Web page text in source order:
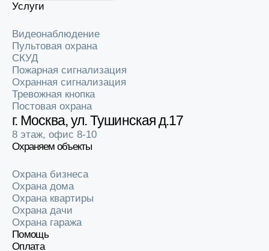
Установка видеонаблюдения в квартире
Услуги
Видеонаблюдение
Пультовая охрана
СКУД
Пожарная сигнализация
Охранная сигнализация
Тревожная кнопка
Постовая охрана
г. Москва, ул. Тушинская д.17
8 этаж, офис 8-10
Охраняем объекты
Охрана бизнеса
Охрана дома
Охрана квартиры
Охрана дачи
Охрана гаража
Помощь
Оплата